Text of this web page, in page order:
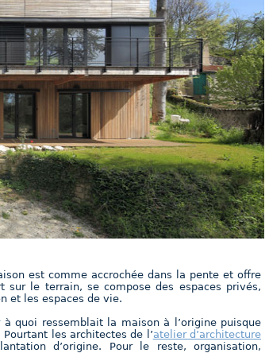
est comme accrochée dans la pente et offre
le terrain, se compose des espaces privés,
et les espaces de vie.
quoi ressemblait la maison à l’origine puisque
les architectes de l’atelier d’architecture
d’origine. Pour le reste, organisation,